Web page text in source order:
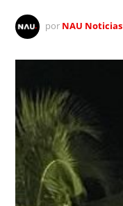
por NAU Noticias